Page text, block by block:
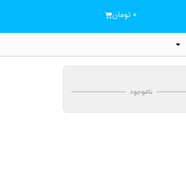
۰ تومان
ناموجود